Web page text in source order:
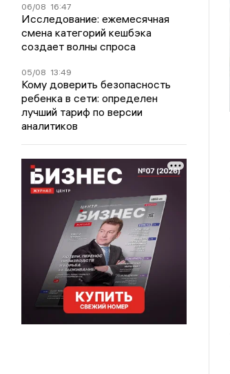
06/08 16:47
Исследование: ежемесячная
смена категорий кешбэка
создает волны спроса
05/08 13:49
Кому доверить безопасность
ребенка в сети: определен
лучший тариф по версии
аналитиков